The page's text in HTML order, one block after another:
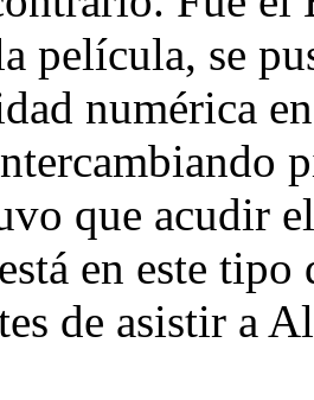
película, se
numérica
que acudir
en este
de asistir a